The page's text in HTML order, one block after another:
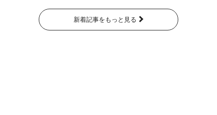
新着記事をもっと見る